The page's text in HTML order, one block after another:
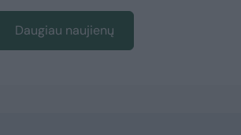
Daugiau naujienų